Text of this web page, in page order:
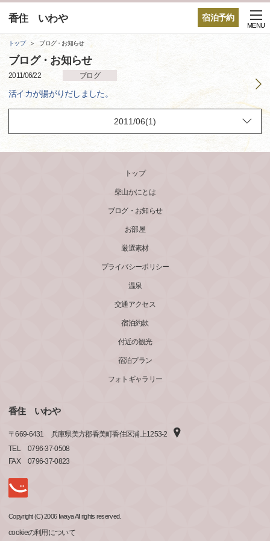
宿泊予約
香住 いわや
MENU
トップ ブログ・お知らせ
ブログ・お知らせ
2011/06/22 ブログ
活イカが揚がりだしました。
トップ
柴山かにとは
ブログ・お知らせ
お部屋
厳選素材
プライバシーポリシー
温泉
交通アクセス
宿泊約款
付近の観光
宿泊プラン
フォトギャラリー
香住 いわや
〒669-6431
兵庫県美方郡香美町香住区浦上1253-2
TEL
0796-37-0508
FAX
0796-37-0823
Copyright (C) 2006 Iwaya All rights reserved.
cookieの利用について